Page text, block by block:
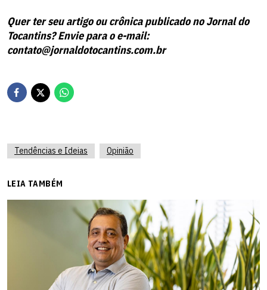
Quer ter seu artigo ou crônica publicado no Jornal do
Tocantins? Envie para o e-mail:
contato@jornaldotocantins.com.br
Tendências e Ideias Opinião
LEIA TAMBÉM